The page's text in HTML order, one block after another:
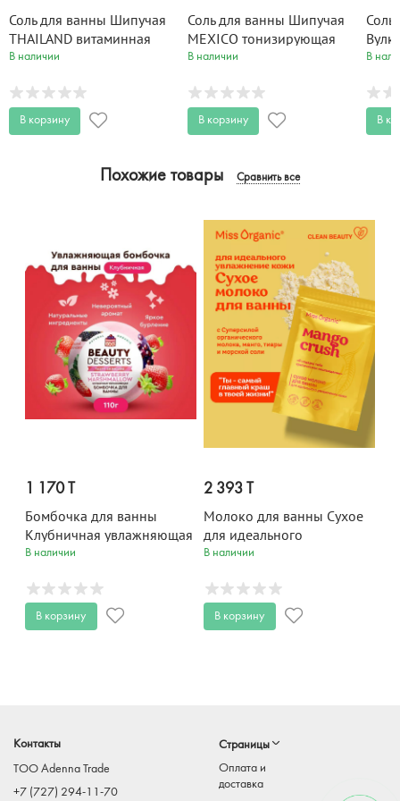
Соль для ванны Шипучая
THAILAND витаминная
Ванна красоты 100 гр
В наличии
В корзину
Соль для ванны Шипучая
MEXICO тонизирующая
Ванна красоты 100 гр
В наличии
В корзину
Соль
В
В
Похожие товары Сравнить все
1 170 T
Бомбочка для ванны
Клубничная увлажняющая
Beauty Desserts 110 гр
В наличии
В корзину
2 393 T
Молоко для ванны Сухое
для идеального
увлажнения кожи MANGO
В наличии
В корзину
Контакты
TOO Adenna Trade
+7 (727) 294-11-70
Страницы
Оплата и
доставка